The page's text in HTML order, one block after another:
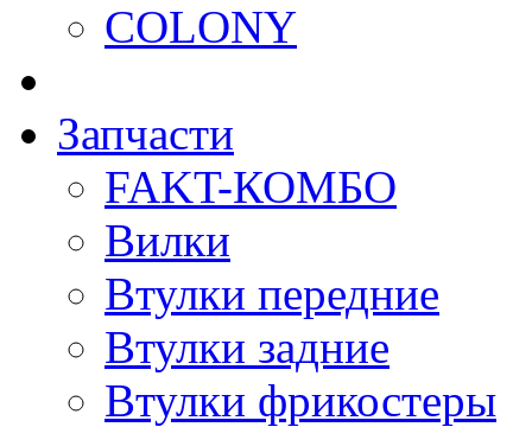
COLONY
Запчасти
FAKT-КОМБО
Вилки
Втулки передние
Втулки задние
Втулки фрикостеры